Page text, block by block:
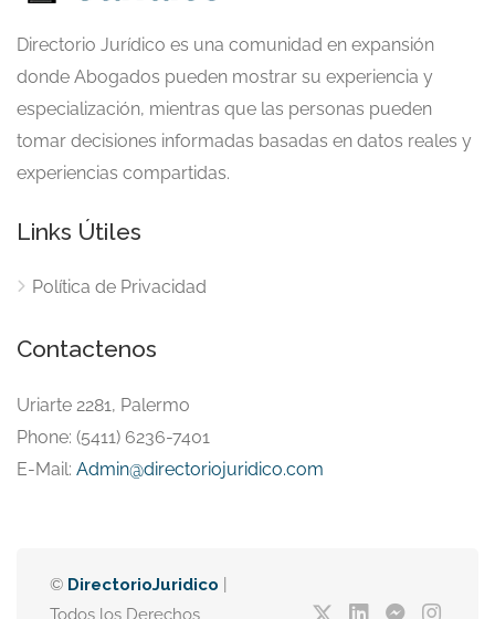
Directorio Jurídico es una comunidad en expansión
donde Abogados pueden mostrar su experiencia y
especialización, mientras que las personas pueden
tomar decisiones informadas basadas en datos reales y
experiencias compartidas.
Links Útiles
Política de Privacidad
Contactenos
Uriarte 2281, Palermo
Phone: (5411) 6236-7401
E-Mail: Admin@directoriojuridico.com
© DirectorioJuridico
Todos los Derechos